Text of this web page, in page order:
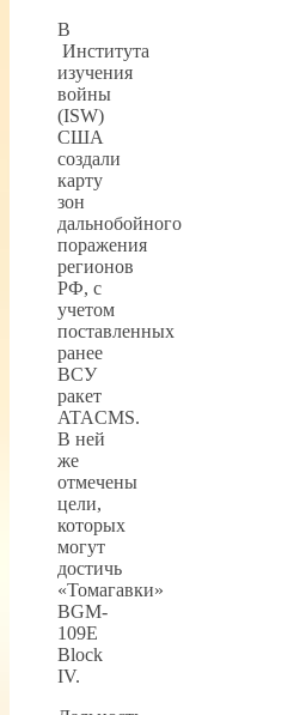
В
Института
изучения
войны
(ISW)
США
создали
карту
зон
дальнобойного
поражения
регионов
РФ, с
учетом
поставленных
ранее
ВСУ
ракет
ATACMS.
В ней
же
отмечены
цели,
которых
могут
достичь
«Томагавки»
BGM-
109E
Block
IV.